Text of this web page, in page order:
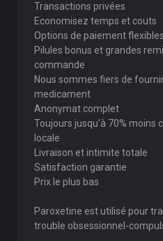
Transactions privées
Economisez temps et couts
Options de paiement flexibles
Pilules bonus et grandes
commande
Nous sommes fiers de
medicament
Anonymat complet
Toujours jusqu'à 70% moins
locale
Livraison et intimite totale
Satisfaction garantie
Prix le plus bas
Paroxetine est utilisé pour
trouble obsessionnel-